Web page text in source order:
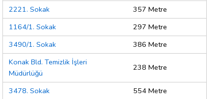
2221. Sokak
357 Metre
1164/1. Sokak
297 Metre
3490/1. Sokak
386 Metre
Konak Bld. Temizlik İşleri
Müdürlüğü
238 Metre
3478. Sokak
554 Metre